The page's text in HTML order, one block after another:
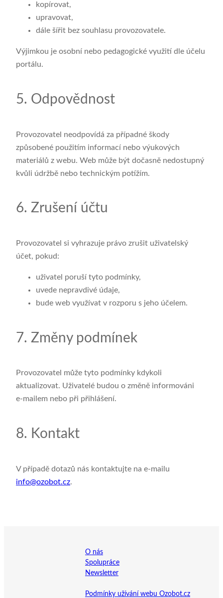
kopírovat,
upravovat,
dále šířit bez souhlasu provozovatele.
Výjimkou je osobní nebo pedagogické využití dle účelu
portálu.
5. Odpovědnost
Provozovatel neodpovídá za případné škody
způsobené použitím informací nebo výukových
materiálů z webu. Web může být dočasně nedostupný
kvůli údržbě nebo technickým potížím.
6. Zrušení účtu
Provozovatel si vyhrazuje právo zrušit uživatelský
účet, pokud:
uživatel poruší tyto podmínky,
uvede nepravdivé údaje,
bude web využívat v rozporu s jeho účelem.
7. Změny podmínek
Provozovatel může tyto podmínky kdykoli
aktualizovat. Uživatelé budou o změně informováni
e‑mailem nebo při přihlášení.
8. Kontakt
V případě dotazů nás kontaktujte na e‑mailu
info@ozobot.cz.
O nás
Spolupráce
Newsletter
Podmínky užívání webu Ozobot.cz